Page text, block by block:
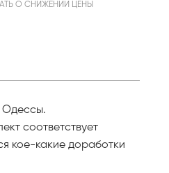
О СНИЖЕНИИ ЦЕНЫ
Одессы.
соответствует
кое-какие доработки